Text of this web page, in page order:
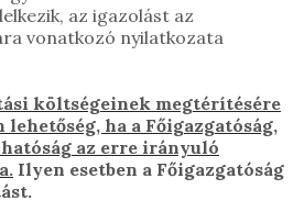
az igazolást az
vonatkozó nyilatkozata
költségeinek megtérítésére
ha a Főigazgatóság,
az erre irányuló
Ilyen esetben a Főigazgatóság